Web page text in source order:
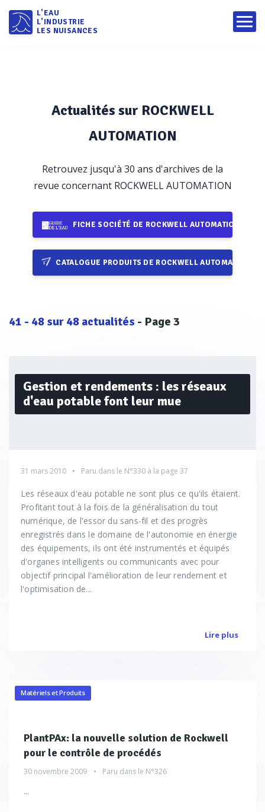
L'EAU
L'INDUSTRIE
LES NUISANCES
Actualités sur ROCKWELL
AUTOMATION
Retrouvez jusqu'à 30 ans d'archives de la
revue concernant ROCKWELL AUTOMATION
FICHE SOCIÉTÉ DE ROCKWELL AUTOMATION
CATALOGUE PRODUITS DE ROCKWELL AUTOMATION
41 - 48 sur 48 actualités - Page 3
Gestion et rendements : les réseaux
d'eau potable font leur mue
31 mars 2010 Paru dans le N°330 à la page 37
Les réseaux d'eau potable ne sont plus ce qu'ils étaient.
Profitant tout à la fois de la généralisation du tout
numérique, de l'essor du sans-fil et des progrès
enregistrés dans le domaine de l'autonomie en énergie
des équipements, ils ont été instrumentés et équipés
d'organes intelligents ou communicants avec pour
objectif principal l'amélioration de leur rendement et
l'optimisation de...
Lire plus
Matériels et Produits
PlantPAx: la nouvelle solution de Rockwell
pour le contrôle de procédés
30 novembre 2009 Paru dans le N°326
...